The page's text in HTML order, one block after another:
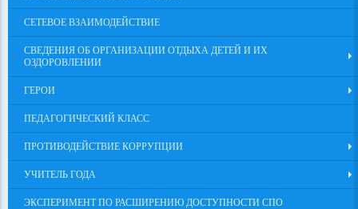
СЕТЕВОЕ ВЗАИМОДЕЙСТВИЕ
СВЕДЕНИЯ ОБ ОРГАНИЗАЦИИ ОТДЫХА ДЕТЕЙ И ИХ
ОЗДОРОВЛЕНИИ
ГЕРОИ
ПЕДАГОГИЧЕСКИЙ КЛАСС
ПРОТИВОДЕЙСТВИЕ КОРРУПЦИИ
УЧИТЕЛЬ ГОДА
ЭКСПЕРИМЕНТ ПО РАСШИРЕНИЮ ДОСТУПНОСТИ СПО